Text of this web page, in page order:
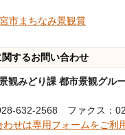
市まちなみ景観賞
するお問い合わせ
観みどり課 都市景観グル
632-2568 ファクス：
わせは専用フォームをご利